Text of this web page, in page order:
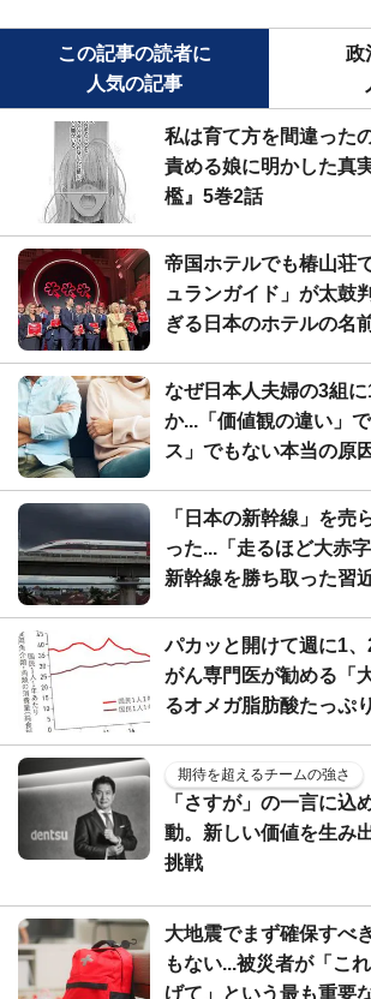
この記事の読者に
人気の記事
政
私は育て方を間違った
責める娘に明かした
檻』5巻2話
帝国ホテルでも椿山荘
ュランガイド」が太鼓
ぎる日本のホテルの名
なぜ日本人夫婦の3組
か...「価値観の違い」
ス」でもない本当の原因
「日本の新幹線」を売
った...「走るほど大赤
新幹線を勝ち取った習
パカッと開けて週に1
がん専門医が勧める「
るオメガ脂肪酸たっぷ
期待を超えるチームの強さ
「さすが」の一言に込
動。新しい価値を生み
挑戦
大地震でまず確保すべ
もない...被災者が「こ
げて」という最も重要